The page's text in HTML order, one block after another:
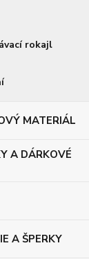
rokajl
MATERIÁL
A DÁRKOVÉ
A ŠPERKY